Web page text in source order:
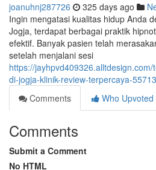
joanuhnj287726 325 days ago
Ingin mengatasi kualitas hidup Anda
Jogja, terdapat berbagai praktik
efektif. Banyak pasien telah
setelah menjalani sesi
https://
di-jogja-klinik-review-terpercaya-
Comments
Who Upvoted
Comments
Submit a Comment
No HTML